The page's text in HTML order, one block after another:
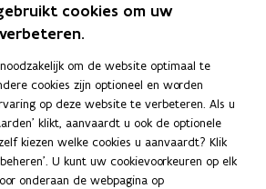
taal
cookies om uw
om de website optimaal te
cookies zijn optioneel en worden
op deze website te verbeteren. Als u
klikt, aanvaardt u ook de optionele
kiezen welke cookies u aanvaardt? Klik
U kunt uw cookievoorkeuren op elk
onderaan de webpagina op